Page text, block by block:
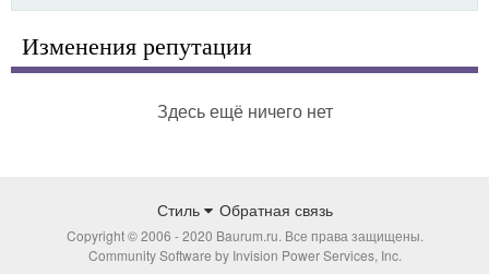
Изменения репутации
Здесь ещё ничего нет
Стиль Обратная связь
Copyright © 2006 - 2020 Baurum.ru. Все права защищены.
Community Software by Invision Power Services, Inc.